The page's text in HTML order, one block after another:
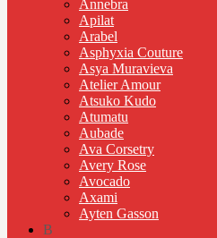
Annebra
Apilat
Arabel
Asphyxia Couture
Asya Muravieva
Atelier Amour
Atsuko Kudo
Atumatu
Aubade
Ava Corsetry
Avery Rose
Avocado
Axami
Ayten Gasson
B